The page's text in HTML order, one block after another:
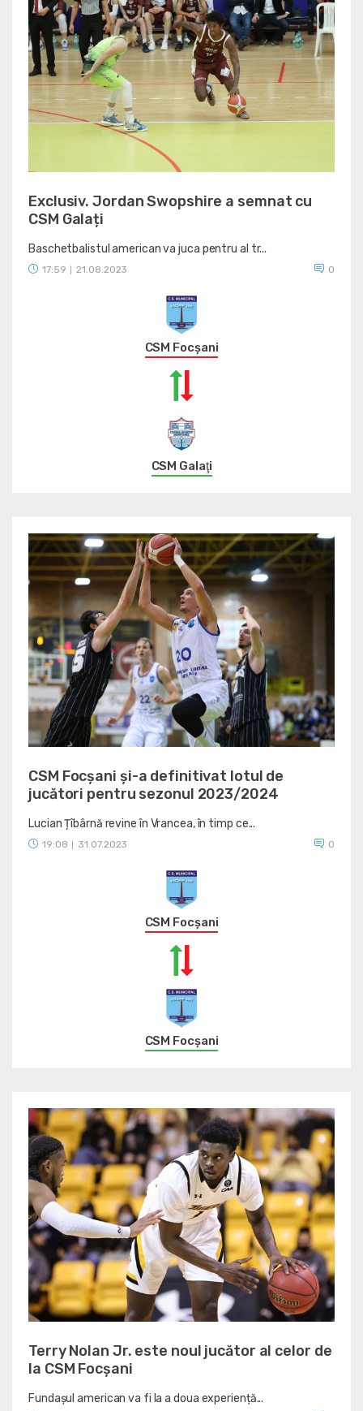
Exclusiv. Jordan Swopshire a semnat cu
CSM Galați
Baschetbalistul american va juca pentru al tr...
17:59 21.08.2023 0
CSM Focșani
CSM Galaţi
CSM Focșani și-a definitivat lotul de
jucători pentru sezonul 2023/2024
Lucian Țîbârnă revine în Vrancea, în timp ce...
19:08 31.07.2023 0
CSM Focșani
CSM Focșani
Terry Nolan Jr. este noul jucător al celor de
la CSM Focșani
Fundașul american va fi la a doua experiență...